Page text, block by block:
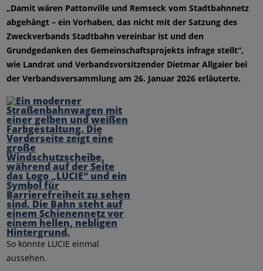
„Damit wären Pattonville und Remseck vom Stadtbahnnetz
abgehängt – ein Vorhaben, das nicht mit der Satzung des
Zweckverbands Stadtbahn vereinbar ist und den
Grundgedanken des Gemeinschaftsprojekts infrage stellt“,
wie Landrat und Verbandsvorsitzender Dietmar Allgaier bei
der Verbandsversammlung am 26. Januar 2026 erläuterte.
So könnte LUCIE einmal
aussehen.